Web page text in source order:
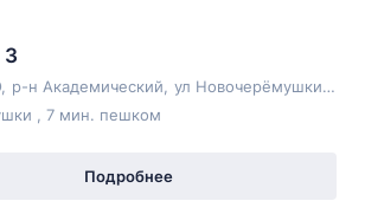
3
р-н Академический
ул Новочерёмушкинская
, 7 мин. пешком
Подробнее